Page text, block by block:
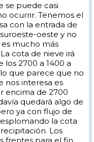
se puede casi
ocurrir. Tenemos el
con la entrada de
oeste y no
mucho más
cota de nieve irá
2700 a 1400 a
que parece que no
nos interesa es
encima de 2700
quedará algo de
ya con flujo de
la cota
Los